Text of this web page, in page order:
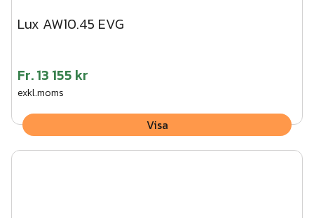
Lux AW10.45 EVG
Fr.13 155 kr
exkl.moms
Visa